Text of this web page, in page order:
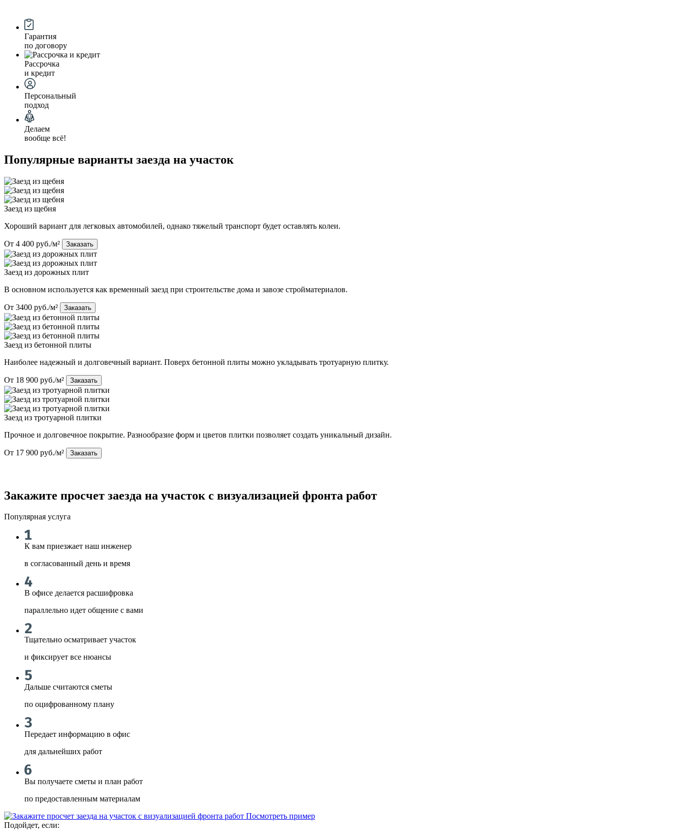
Гарантия
по договору
Рассрочка
и кредит
Персональный
подход
Делаем
вообще всё!
Популярные варианты заезда на участок
Заезд из щебня
Хороший вариант для легковых автомобилей, однако тяжелый транспорт будет оставлять колеи.
От 4 400 руб./м² Заказать
Заезд из дорожных плит
В основном используется как временный заезд при строительстве дома и завозе стройматериалов.
От 3400 руб./м² Заказать
Заезд из бетонной плиты
Наиболее надежный и долговечный вариант. Поверх бетонной плиты можно укладывать тротуарную плитку.
От 18 900 руб./м² Заказать
Заезд из тротуарной плитки
Прочное и долговечное покрытие. Разнообразие форм и цветов плитки позволяет создать уникальный дизайн.
От 17 900 руб./м² Заказать
Закажите просчет заезда на участок с визуализацией фронта работ
Популярная услуга
К вам приезжает наш инженер
в согласованный день и время
В офисе делается расшифровка
параллельно идет общение с вами
Тщательно осматривает участок
и фиксирует все нюансы
Дальше считаются сметы
по оцифрованному плану
Передает информацию в офис
для дальнейших работ
Вы получаете сметы и план работ
по предоставленным материалам
Посмотреть пример
Подойдет, если: